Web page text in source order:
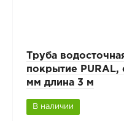
Труба
покрытие PURAL,
мм длина 3 м
В наличии